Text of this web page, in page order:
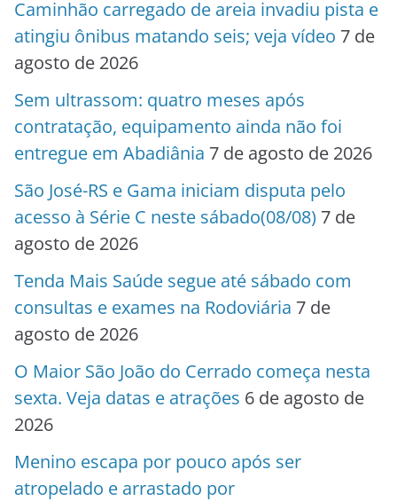
Caminhão carregado de areia invadiu pista e
atingiu ônibus matando seis; veja vídeo 7 de
agosto de 2026
Sem ultrassom: quatro meses após
contratação, equipamento ainda não foi
entregue em Abadiânia 7 de agosto de 2026
São José-RS e Gama iniciam disputa pelo
acesso à Série C neste sábado(08/08) 7 de
agosto de 2026
Tenda Mais Saúde segue até sábado com
consultas e exames na Rodoviária 7 de
agosto de 2026
O Maior São João do Cerrado começa nesta
sexta. Veja datas e atrações 6 de agosto de
2026
Menino escapa por pouco após ser
atropelado e arrastado por